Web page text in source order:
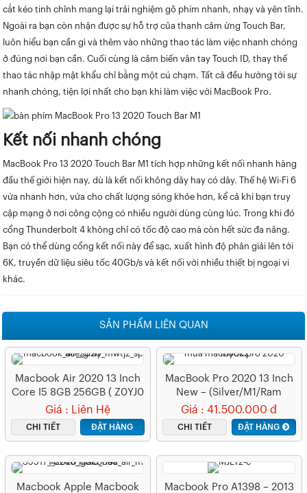
cắt kéo tinh chỉnh mang lại trải nghiệm gõ phím nhanh, nhạy và yên tĩnh.
Ngoài ra bạn còn nhận được sự hỗ trợ của thanh cảm ứng Touch Bar,
luôn hiểu bạn cần gì và thêm vào những thao tác làm việc nhanh chóng
ở đúng nơi bạn cần. Cuối cùng là cảm biến vân tay Touch ID, thay thế
thao tác nhập mật khẩu chỉ bằng một cú chạm. Tất cả đều hướng tới sự
nhanh chóng, tiện lợi nhất cho bạn khi làm việc với MacBook Pro.
Kết nối nhanh chóng
MacBook Pro 13 2020 Touch Bar M1 tích hợp những kết nối nhanh hàng
đầu thế giới hiện nay, dù là kết nối không dây hay có dây. Thế hệ Wi-Fi 6
vừa nhanh hơn, vừa cho chất lượng sóng khỏe hơn, kể cả khi bạn truy
cập mạng ở nơi công cộng có nhiều người dùng cùng lúc. Trong khi đó
cổng Thunderbolt 4 không chỉ có tốc độ cao mà còn hết sức đa năng.
Bạn có thể dùng cổng kết nối này để sạc, xuất hình độ phân giải lên tới
6K, truyền dữ liệu siêu tốc 40Gb/s và kết nối với nhiều thiết bị ngoại vi
khác.
SẢN PHẨM LIÊN QUAN
Macbook Air 2020 13 Inch
Core I5 8GB 256GB ( Z0YJ0
– CTO )
Giá : Liên Hệ
CHI TIẾT ĐẶT HÀNG
MacBook Pro 2020 13 Inch
New – (Silver/M1/Ram
8GB/SSD 512GB)
Giá : 41.500.000 đ
CHI TIẾT ĐẶT HÀNG
Macbook Apple Macbook
Macbook Pro A1398 – 2013